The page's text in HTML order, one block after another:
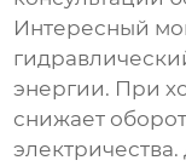
Интересный
энергии. При
снижает